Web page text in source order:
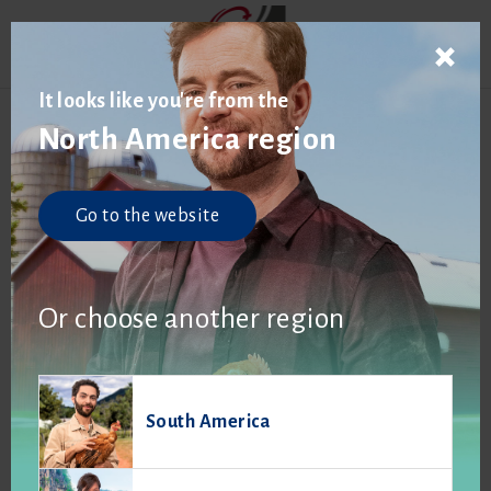
It looks like you're from the
North America region
Go to the website
Or choose another region
South America